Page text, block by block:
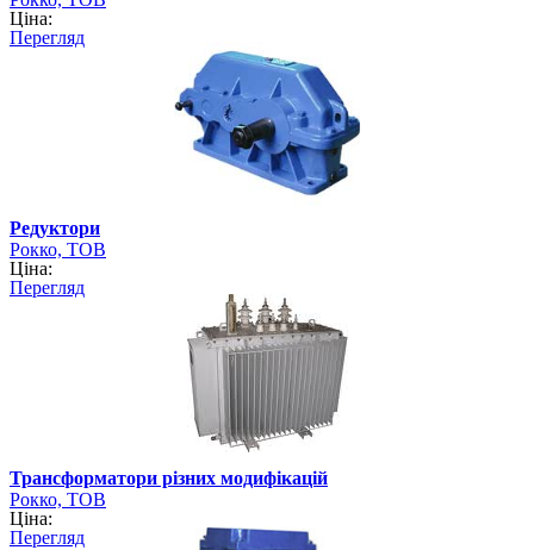
Ціна:
Перегляд
Редуктори
Рокко, ТОВ
Ціна:
Перегляд
Трансформатори різних модифікацій
Рокко, ТОВ
Ціна:
Перегляд